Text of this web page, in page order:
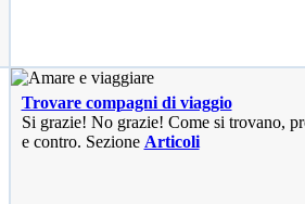
Trovare compagni di viaggio
Si grazie! No grazie! Come si trovano,
e contro. Sezione Articoli